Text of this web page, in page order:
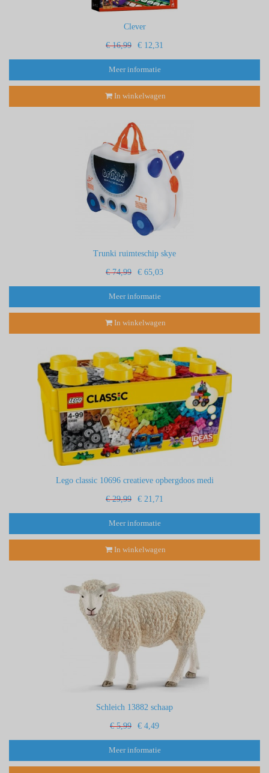
Clever
€ 16,99 € 12,31
Meer informatie
In winkelwagen
Trunki ruimteschip skye
€ 74,99 € 65,03
Meer informatie
In winkelwagen
Lego classic 10696 creatieve opbergdoos medi
€ 29,99 € 21,71
Meer informatie
In winkelwagen
Schleich 13882 schaap
€ 5,99 € 4,49
Meer informatie